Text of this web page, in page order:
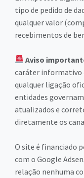
tipo de pedido de
qualquer valor
recebimentos de
Aviso
caráter informativo
qualquer ligação
entidades
atualizados e
diretamente os
O site é financiado
com o Google
relação nenhuma